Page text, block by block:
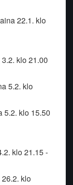
22.1. klo
klo 21.00
5.2. klo
5.2. klo 15.50
klo 21.15 -
klo